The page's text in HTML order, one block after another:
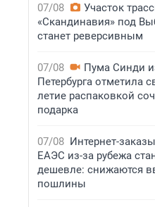
07/08
Участок
«Скандинавия» под
станет реверсивным
07/08
Пума Синди
Петербурга отметила
летие распаковкой
подарка
07/08 Интернет-
ЕАЭС из-за рубежа
дешевле: снижаются
пошлины